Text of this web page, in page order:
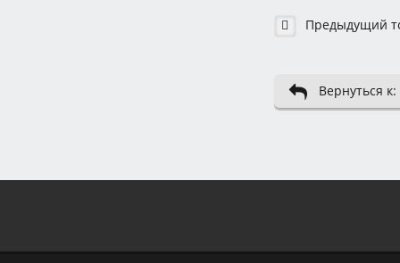
Предыдущий
Вернуться